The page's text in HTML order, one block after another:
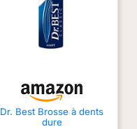
Dr. Best Brosse à dents
dure